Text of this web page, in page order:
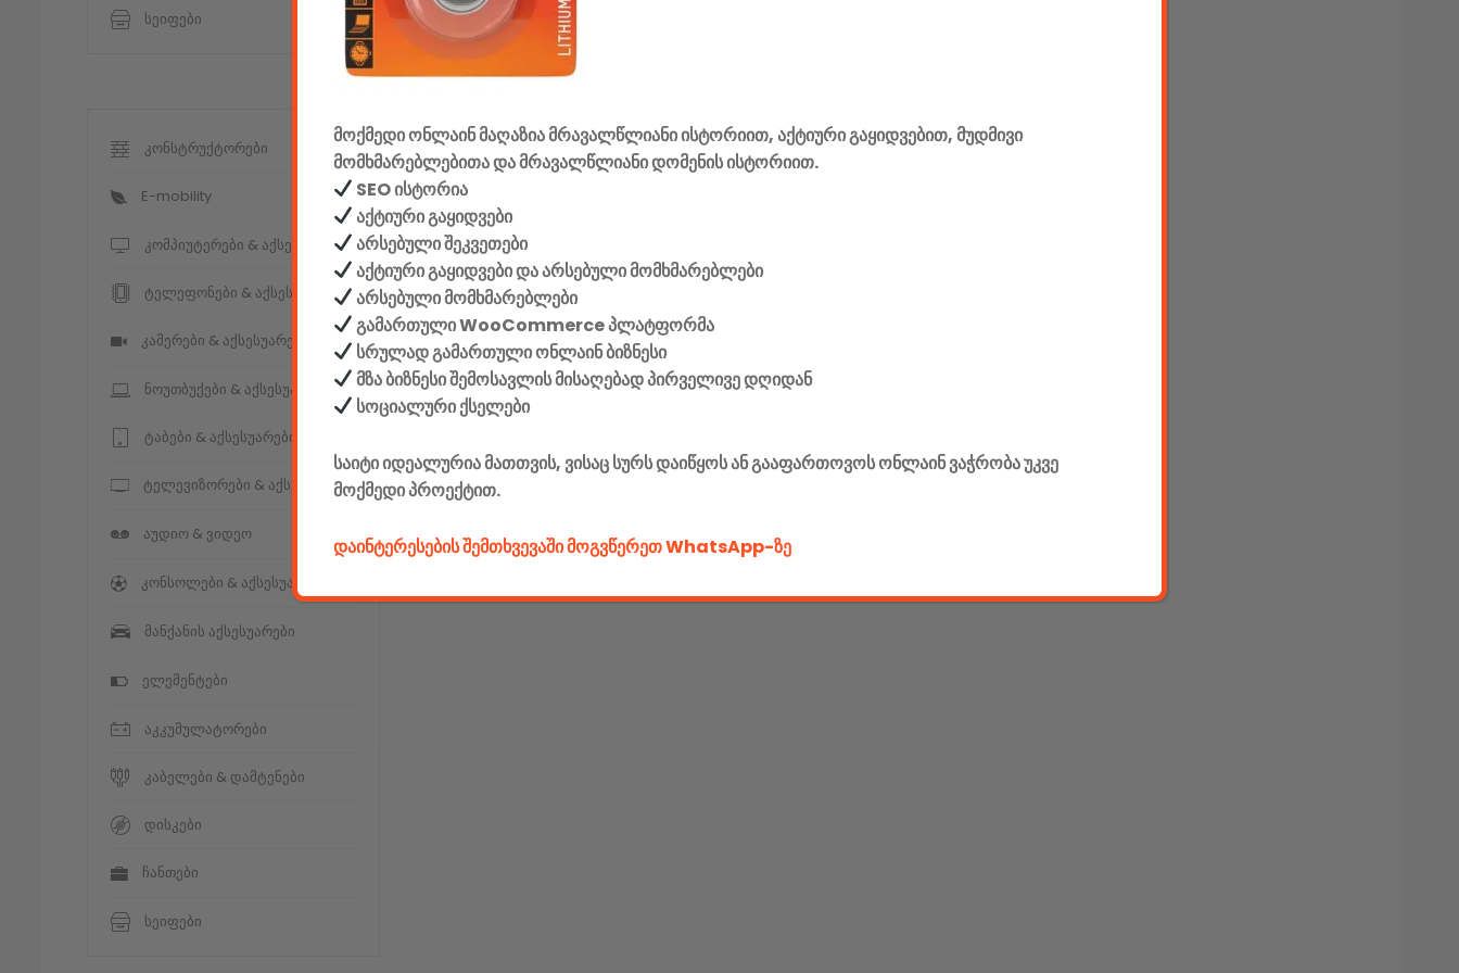
სეიფები
კონსტრუქტორები
E-mobility
კომპიუტერები & აქსესუარები
ტელეფონები & აქსესუარები
კამერები & აქსესუარები
ნოუთბუქები & აქსესუარები
ტაბები & აქსესუარები
ტელევიზორები & აქსესუარები
აუდიო & ვიდეო
კონსოლები & აქსესუარები
მანქანის აქსესუარები
ელემენტები
აკკუმულატორები
კაბელები & დამტენები
დისკები
ჩანთები
სეიფები
მოქმედი ონლაინ მაღაზია მრავალწლიანი ისტორიით, აქტიური გაყიდვებით, მუდმივი
მომხმარებლებითა და მრავალწლიანი დომენის ისტორიით.
SEO ისტორია
აქტიური გაყიდვები
არსებული შეკვეთები
აქტიური გაყიდვები და არსებული მომხმარებლები
არსებული მომხმარებლები
გამართული WooCommerce პლატფორმა
სრულად გამართული ონლაინ ბიზნესი
მზა ბიზნესი შემოსავლის მისაღებად პირველივე დღიდან
სოციალური ქსელები
საიტი იდეალურია მათთვის, ვისაც სურს დაიწყოს ან გააფართოვოს ონლაინ ვაჭრობა უკვე
მოქმედი პროექტით.
დაინტერესების შემთხვევაში მოგვწერეთ WhatsApp-ზე